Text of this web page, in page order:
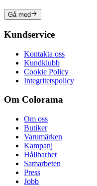
Gå med
Kundservice
Kontakta oss
Kundklubb
Cookie Policy
Integritetspolicy
Om Colorama
Om oss
Butiker
Varumärken
Kampanj
Hållbarhet
Samarbeten
Press
Jobb